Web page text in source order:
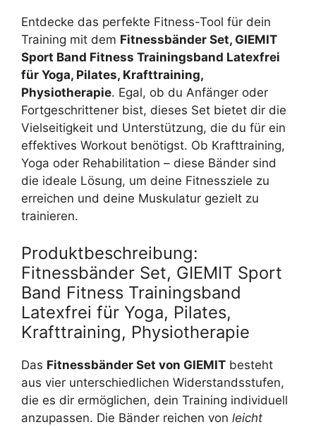
Entdecke das perfekte Fitness-Tool für dein
Training mit dem Fitnessbänder Set, GIEMIT
Sport Band Fitness Trainingsband Latexfrei
für Yoga, Pilates, Krafttraining,
Physiotherapie. Egal, ob du Anfänger oder
Fortgeschrittener bist, dieses Set bietet dir die
Vielseitigkeit und Unterstützung, die du für ein
effektives Workout benötigst. Ob Krafttraining,
Yoga oder Rehabilitation – diese Bänder sind
die ideale Lösung, um deine Fitnessziele zu
erreichen und deine Muskulatur gezielt zu
trainieren.
Produktbeschreibung:
Fitnessbänder Set, GIEMIT Sport
Band Fitness Trainingsband
Latexfrei für Yoga, Pilates,
Krafttraining, Physiotherapie
Das Fitnessbänder Set von GIEMIT besteht
aus vier unterschiedlichen Widerstandsstufen,
die es dir ermöglichen, dein Training individuell
anzupassen. Die Bänder reichen von leicht